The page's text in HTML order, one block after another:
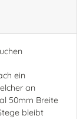
ein
an
50mm Breite
bleibt